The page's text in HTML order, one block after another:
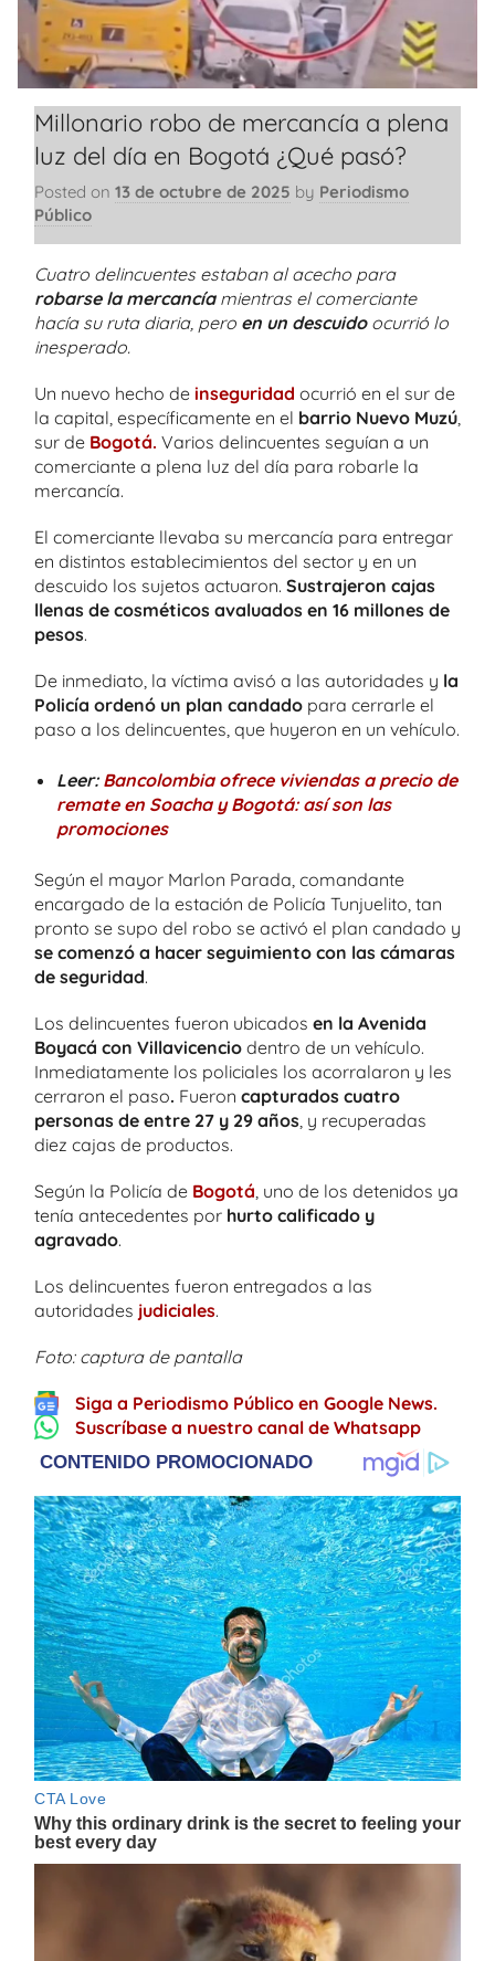
Millonario robo de mercancía a plena
luz del día en Bogotá ¿Qué pasó?
Posted on 13 de octubre de 2025 by Periodismo
Público
Cuatro delincuentes estaban al acecho para
robarse la mercancíamientras el comerciante
hacía su ruta diaria, pero en un descuidoocurrió lo
inesperado.
Un nuevo hecho de inseguridad ocurrió en el sur de
la capital, específicamente en el barrio Nuevo Muzú
sur de Bogotá. Varios delincuentes seguían a un
comerciante a plena luz del día para robarle la
mercancía.
El comerciante llevaba su mercancía para entregar
en distintos establecimientos del sector y en un
descuido los sujetos actuaron. Sustrajeron cajas
llenas de cosméticos avaluados en 16 millones de
pesos.
De inmediato, la víctima avisó a las autoridades y la
Policía ordenó un plan candado para cerrarle el
paso a los delincuentes, que huyeron en un vehículo.
Leer: Bancolombia ofrece viviendas a precio de
remate en Soacha y Bogotá: así son las
promociones
Según el mayor Marlon Parada, comandante
encargado de la estación de Policía Tunjuelito, tan
pronto se supo del robo se activó el plan candado y
se comenzó a hacer seguimiento con las cámaras
de seguridad.
Los delincuentes fueron ubicados en la Avenida
Boyacá con Villavicencio dentro de un vehículo.
Inmediatamente los policiales los acorralaron y les
cerraron el paso. Fueron capturados cuatro
personas de entre 27 y 29 años , y recuperadas
diez cajas de productos.
Según la Policía de Bogotá , uno de los detenidos ya
tenía antecedentes por hurto calificado y
agravado.
Los delincuentes fueron entregados a las
autoridades judiciales.
Foto: captura de pantalla
Siga a Periodismo Público en Google News.
Suscríbase a nuestro canal de Whatsapp